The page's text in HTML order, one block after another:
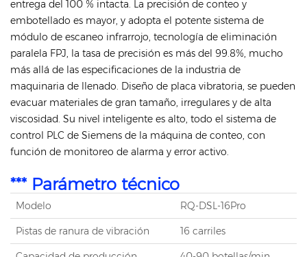
entrega del 100 % intacta. La precisión de conteo y
embotellado es mayor, y adopta el potente sistema de
módulo de escaneo infrarrojo, tecnología de eliminación
paralela FPJ, la tasa de precisión es más del 99.8%, mucho
más allá de las especificaciones de la industria de
maquinaria de llenado. Diseño de placa vibratoria, se pueden
evacuar materiales de gran tamaño, irregulares y de alta
viscosidad. Su nivel inteligente es alto, todo el sistema de
control PLC de Siemens de la máquina de conteo, con
función de monitoreo de alarma y error activo.
*** Parámetro técnico
Modelo RQ-DSL-16Pro
Pistas de ranura de vibración 16 carriles